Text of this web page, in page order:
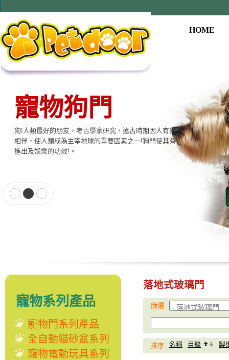
HOME
寵物狗門
狗!人類最好的朋友，考古學家研究，遠古時期因人有狗
相伴，使人類成為主宰地球的重要因素之一!狗門使其有
進出及娛樂的功效!。
寵物系列產品
寵物門系列產品
全自動貓砂盆系列
寵物電動玩具系列
落地式玻璃門
篩選
排序 名稱 目錄 製